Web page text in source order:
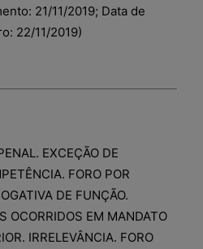
21/11/2019; Data de
22/11/2019)
EXCEÇÃO DE
FORO POR
DE FUNÇÃO.
OCORRIDOS EM MANDATO
IRRELEVÂNCIA. FORO